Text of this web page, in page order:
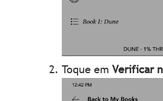
Toque emVerificar